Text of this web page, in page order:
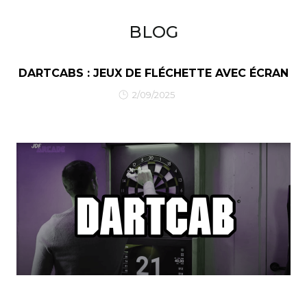
BLOG
DARTCABS : JEUX DE FLÉCHETTE AVEC ÉCRAN
2/09/2025